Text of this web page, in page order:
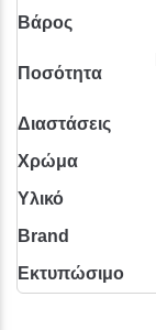
Βάρος
Ποσότητα
Διαστάσεις
Χρώμα
Υλικό
Brand
Εκτυπώσιμο